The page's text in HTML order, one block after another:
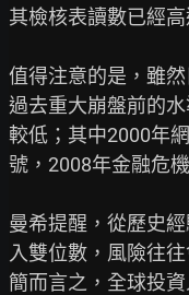
其檢核表讀數已經高
值得注意的是，雖
過去重大崩盤前的
較低；其中2000年
號，2008年金融危
曼希提醒，從歷史
入雙位數，風險往往
簡而言之，全球投